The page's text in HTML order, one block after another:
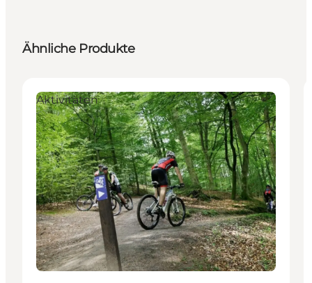
Ähnliche Produkte
Aktivitäten